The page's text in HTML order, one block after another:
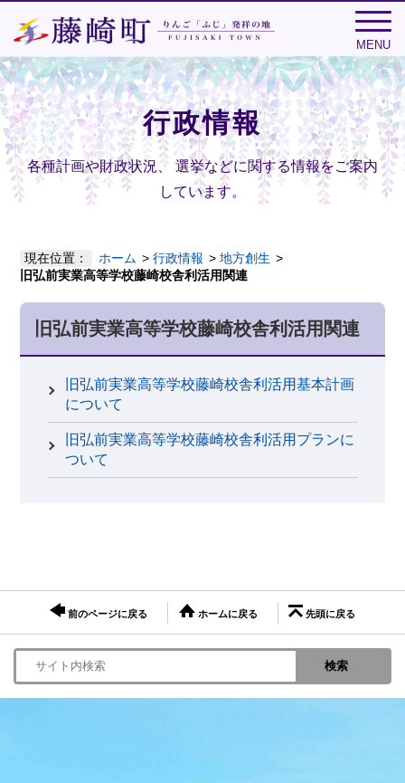
MENU
行政情報
各種計画や財政状況、 選挙などに関する情報をご案内
しています。
現在位置： ホーム 行政情報
地方創生
旧弘前実業高等学校藤崎校舎利活用関連
旧弘前実業高等学校藤崎校舎利活用関連
旧弘前実業高等学校藤崎校舎利活用基本計画
について
旧弘前実業高等学校藤崎校舎利活用プランに
ついて
前のページに戻る ホームに戻る 先頭に戻る